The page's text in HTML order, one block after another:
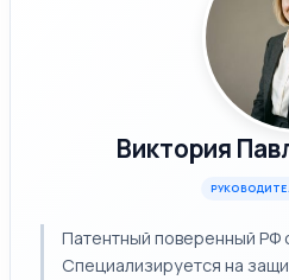
Виктория
Патентный поверенный РФ
Специализируется на